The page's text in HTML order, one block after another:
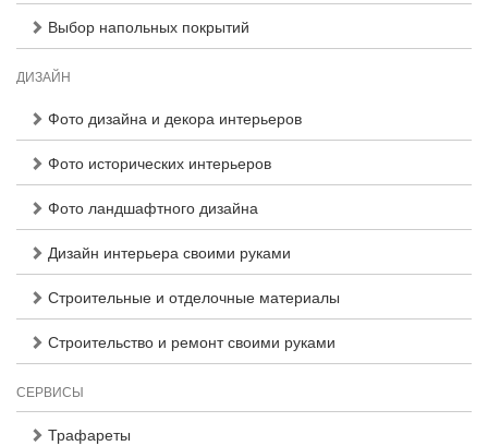
Выбор напольных покрытий
ДИЗАЙН
Фото дизайна и декора интерьеров
Фото исторических интерьеров
Фото ландшафтного дизайна
Дизайн интерьера своими руками
Строительные и отделочные материалы
Строительство и ремонт своими руками
СЕРВИСЫ
Трафареты